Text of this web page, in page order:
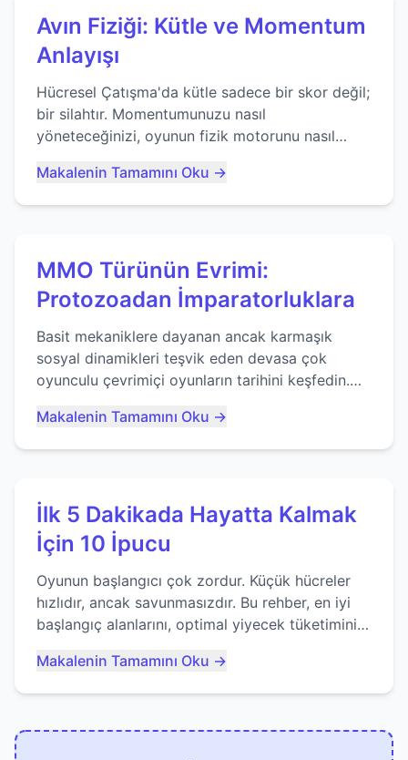
Avın Fiziği: Kütle ve Momentum
Anlayışı
Hücresel Çatışma'da kütle sadece bir skor değil;
bir silahtır. Momentumunuzu nasıl
yöneteceğinizi, oyunun fizik motorunu nasıl
ustalaşacağınızı öğrenin...
Makalenin Tamamını Oku →
MMO Türünün Evrimi:
Protozoadan İmparatorluklara
Basit mekaniklere dayanan ancak karmaşık
sosyal dinamikleri teşvik eden devasa çok
oyunculu çevrimiçi oyunların tarihini keşfedin.
Makalenin Tamamını Oku →
İlk 5 Dakikada Hayatta Kalmak
İçin 10 İpucu
Oyunun başlangıcı çok zordur. Küçük hücreler
hızlıdır, ancak savunmasızdır. Bu rehber, en iyi
başlangıç alanlarını, optimal yiyecek tüketimini
kaçınacağınızı anlatıyor...
Makalenin Tamamını Oku →